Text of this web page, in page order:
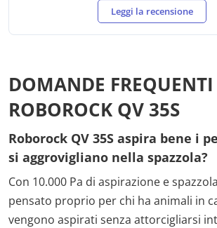
Leggi la recensione
DOMANDE FREQUENTI
ROBOROCK QV 35S
Roborock QV 35S aspira bene i
si aggrovigliano nella spazzola?
Con 10.000 Pa di aspirazione e
pensato proprio per chi ha animali in
vengono aspirati senza attorcigliarsi